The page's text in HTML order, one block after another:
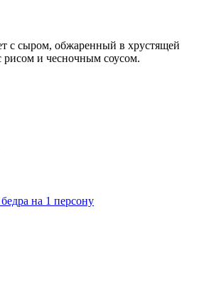
с сыром, обжаренный в хрустящей
рисом и чесночным соусом.
на 1 персону